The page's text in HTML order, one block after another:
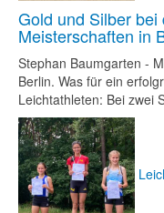
Gold und Silber
Meisterschaften in
Stephan Baumgarten -
Berlin. Was für ein
Leichtathleten: Bei zwei